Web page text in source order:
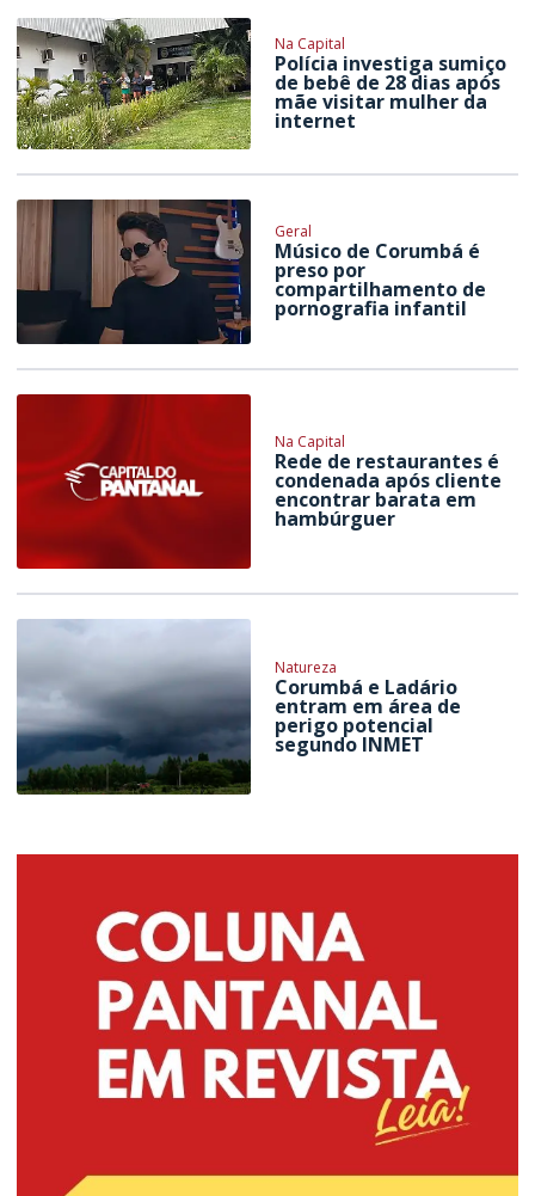
Na Capital
Polícia investiga sumiço
de bebê de 28 dias após
mãe visitar mulher da
internet
Geral
Músico de Corumbá é
preso por
compartilhamento de
pornografia infantil
Na Capital
Rede de restaurantes é
condenada após cliente
encontrar barata em
hambúrguer
Natureza
Corumbá e Ladário
entram em área de
perigo potencial
segundo INMET